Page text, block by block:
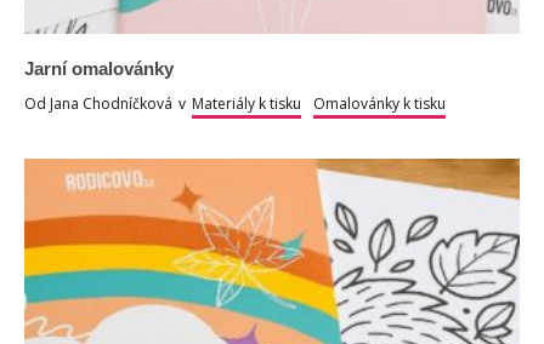
Jarní omalovánky
Od Jana Chodníčková v Materiály k tisku Omalovánky k tisku